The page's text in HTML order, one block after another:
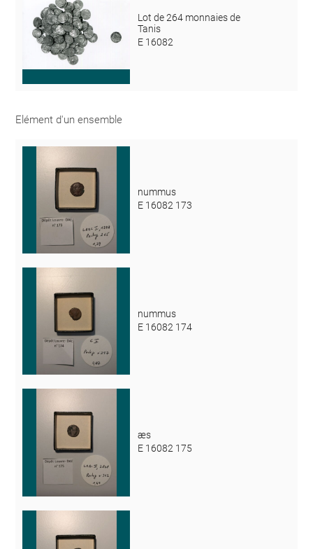
Lot de 264 monnaies de
Tanis
E 16082
Elément d'un ensemble
nummus
E 16082 173
nummus
E 16082 174
æs
E 16082 175